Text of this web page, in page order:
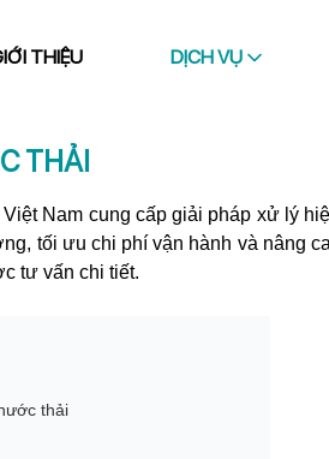
THIỆU DỊCH VỤ
THẢI
Nam cung cấp giải pháp xử lý
tối ưu chi phí vận hành và nâng
tư vấn chi tiết.
thải